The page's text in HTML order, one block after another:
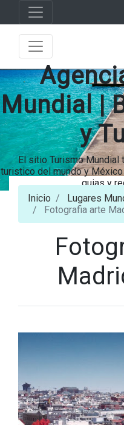
Mundial |
y
El sitio Turismo Mundial
turistico del mundo y
guias y
Inicio
Lugares
Fotografia arte